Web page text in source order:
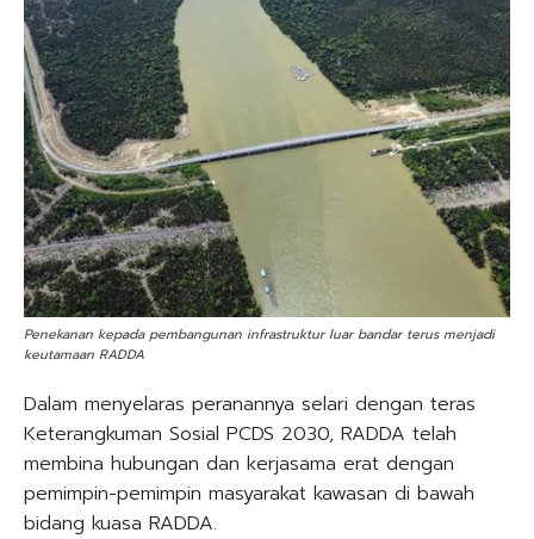
Penekanan kepada pembangunan infrastruktur luar bandar terus menjadi
keutamaan RADDA
Dalam menyelaras peranannya selari dengan teras
Keterangkuman Sosial PCDS 2030, RADDA telah
membina hubungan dan kerjasama erat dengan
pemimpin-pemimpin masyarakat kawasan di bawah
bidang kuasa RADDA.